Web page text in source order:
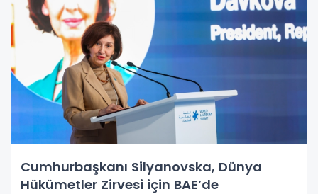
Cumhurbaşkanı Silyanovska, Dünya
Hükümetler Zirvesi için BAE’de